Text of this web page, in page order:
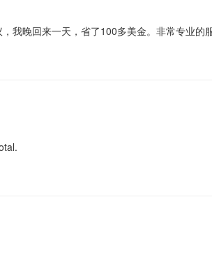
我晚回来一天，省了100多美金。非常专业的服